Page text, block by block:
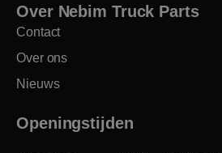
Over Nebim Truck Parts
Contact
Over ons
Nieuws
Openingstijden